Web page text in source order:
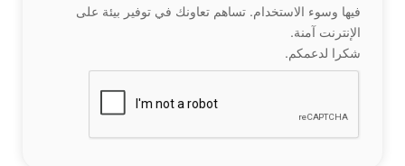
فيها وسوء الاستخدام. تساهم تعاونك في توفير بيئة على
الإنترنت آمنة.
شكرا لدعمكم.